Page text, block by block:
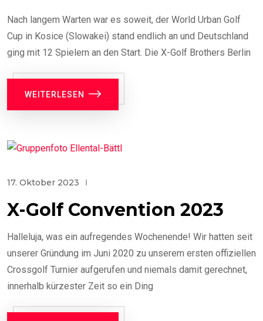
Nach langem Warten war es soweit, der World Urban Golf
Cup in Kosice (Slowakei) stand endlich an und Deutschland
ging mit 12 Spielern an den Start. Die X-Golf Brothers Berlin
WEITERLESEN
17. Oktober 2023
X-Golf Convention 2023
Halleluja, was ein aufregendes Wochenende! Wir hatten seit
unserer Gründung im Juni 2020 zu unserem ersten offiziellen
Crossgolf Turnier aufgerufen und niemals damit gerechnet,
innerhalb kürzester Zeit so ein Ding